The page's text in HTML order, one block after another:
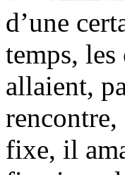
d’une
temps, les
allaient,
fixe, il